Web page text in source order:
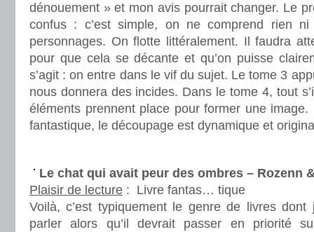
dénouement » et mon avis pourrait changer. Le
confus : c’est simple, on ne comprend rien
personnages. On flotte littéralement. Il faudra
pour que cela se décante et qu’on puisse
s’agit : on entre dans le vif du sujet. Le tome 3
nous donnera des incides. Dans le tome 4, tout
éléments prennent place pour former une
fantastique, le découpage est dynamique et
Le chat qui avait peur des ombres – Rozenn
Plaisir de lecture : Livre fantas… tique
Voilà, c’est typiquement le genre de livres
parler alors qu’il devrait passer en priorité